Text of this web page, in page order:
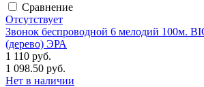
Сравнение
Отсутствует
Звонок беспроводной 6 мелодий 100м.
(дерево) ЭРА
1 110 руб.
1 098.50 руб.
Нет в наличии